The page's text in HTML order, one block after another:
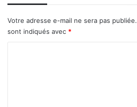
Votre adresse e-mail ne sera pas publiée.
sont indiqués avec *